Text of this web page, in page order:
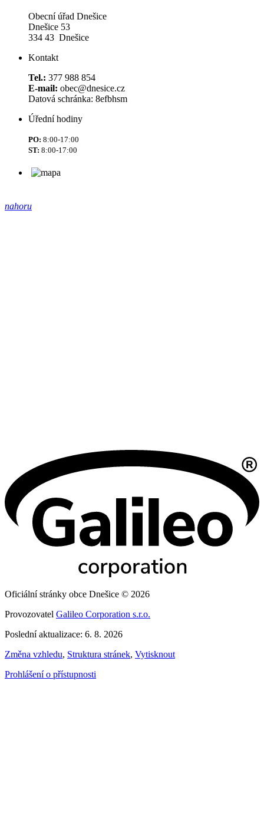
Obecní úřad Dnešice
Dnešice 53
334 43 Dnešice
Kontakt
Tel.: 377 988 854
E-mail: obec@dnesice.cz
Datová schránka: 8efbhsm
Úřední hodiny
PO: 8:00-17:00
ST: 8:00-17:00
nahoru
Oficiální stránky obce Dnešice © 2026
Provozovatel Galileo Corporation s.r.o.
Poslední aktualizace: 6. 8. 2026
Změna vzhledu, Struktura stránek, Vytisknout
Prohlášení o přístupnosti